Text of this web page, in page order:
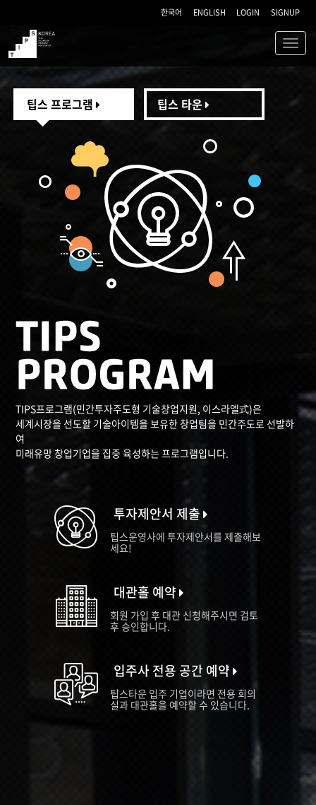
한국어 ENGLISH LOGIN SIGNUP
TIPS
팁스 프로그램 팁스 타운
TIPS프로그램(민간투자주도형 기술창업지원, 이스라엘式)은
세계시장을 선도할 기술아이템을 보유한 창업팀을 민간주도로 선발하
여
미래유망 창업기업을 집중 육성하는 프로그램입니다.
투자제안서 제출
팁스운영사에 투자제안서를 제출해보
세요!
대관홀 예약
회원 가입 후 대관 신청해주시면 검토
후 승인합니다.
입주사 전용 공간 예약
팁스타운 입주 기업이라면 전용 회의
실과 대관홀을 예약할 수 있습니다.